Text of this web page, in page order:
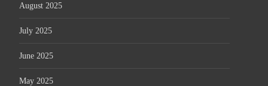
August 2025
July 2025
June 2025
May 2025